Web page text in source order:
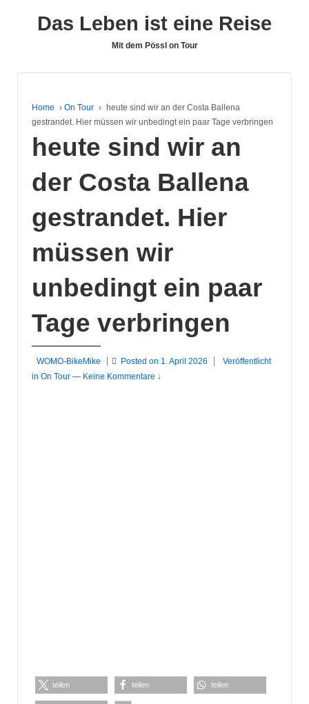
Das Leben ist eine Reise
Mit dem Pössl on Tour
Home › On Tour ›
heute sind wir an der Costa Ballena
gestrandet. Hier müssen wir unbedingt ein paar Tage verbringen
heute sind wir an
der Costa Ballena
gestrandet. Hier
müssen wir
unbedingt ein paar
Tage verbringen
WOMO-BikeMike Posted on 1. April 2026
Veröffentlicht
in On Tour — Keine Kommentare ↓
teilen teilen teilen